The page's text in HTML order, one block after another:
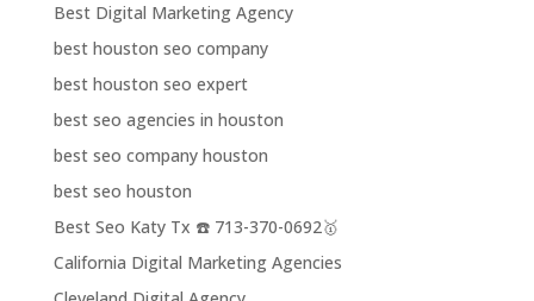
Best Digital Marketing Agency
best houston seo company
best houston seo expert
best seo agencies in houston
best seo company houston
best seo houston
Best Seo Katy Tx ☎️ 713-370-0692🥇
California Digital Marketing Agencies